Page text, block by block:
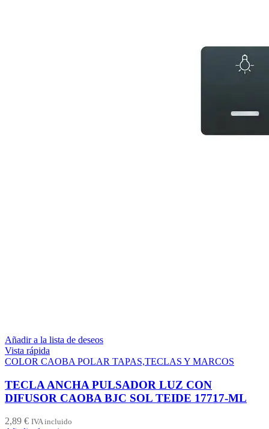
Añadir a la lista de deseos
Vista rápida
COLOR CAOBA POLAR TAPAS,TECLAS Y MARCOS
TECLA ANCHA PULSADOR LUZ CON
DIFUSOR CAOBA BJC SOL TEIDE 17717-ML
2,89 € IVA incluido